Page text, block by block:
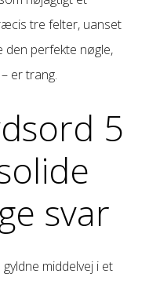
tre felter, uanset
den perfekte nøgle,
er trang.
5
svar
middelvej i et